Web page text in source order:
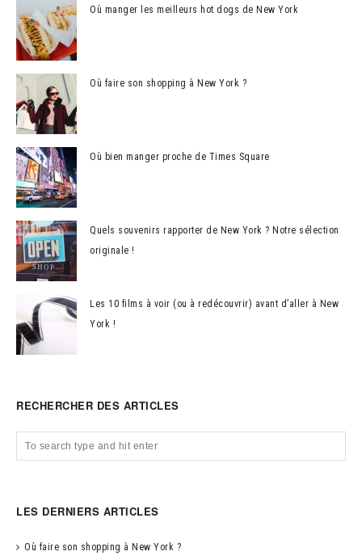
Où manger les meilleurs hot dogs de New York
Où faire son shopping à New York ?
Où bien manger proche de Times Square
Quels souvenirs rapporter de New York ? Notre sélection
originale !
Les 10 films à voir (ou à redécouvrir) avant d’aller à New
York !
RECHERCHER DES ARTICLES
LES DERNIERS ARTICLES
Où faire son shopping à New York ?